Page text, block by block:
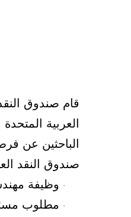
قام صندوق
صندوق النقد
· وظيفة
· مطلوب